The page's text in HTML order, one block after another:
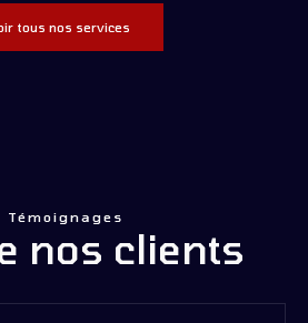
tous nos services
Témoignages
nos clients